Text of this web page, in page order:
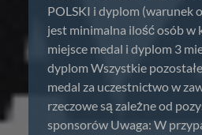
POLSKI i dyplom (warunek
jest minimalna ilość osób w
miejsce medal i dyplom 3
dyplom Wszystkie
medal za uczestnictwo w
rzeczowe są zależne od
sponsorów Uwaga: W